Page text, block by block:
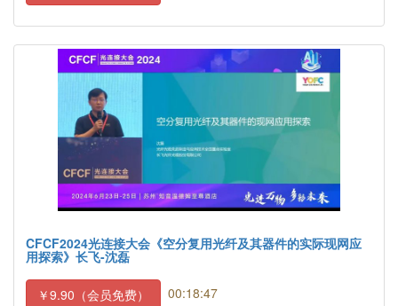
CFCF2024光连接大会《空分复用光纤及其器件的实际现网应
用探索》长飞-沈磊
￥9.90（会员免费） 00:18:47